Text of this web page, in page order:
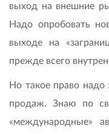
выход на внешние
Надо опробовать
выходе на
прежде всего
Но такое право надо
продаж. Знаю по
«международные»